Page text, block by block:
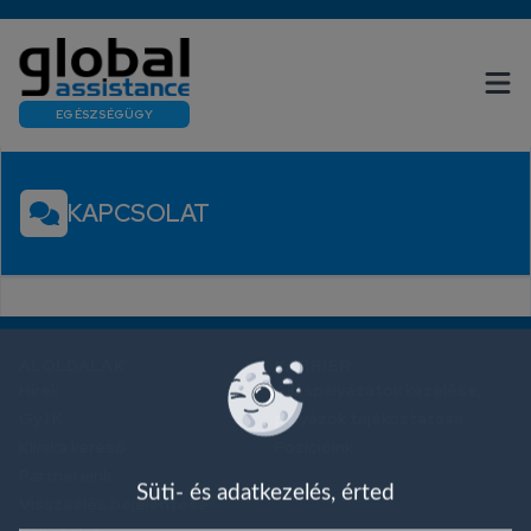
EGÉSZSÉGÜGY
KAPCSOLAT
Visszaélés bejelentése
KARRIER
Álláspályázatok kezelése,
pályázók tájékoztatása
Süti- és adatkezelés, érted